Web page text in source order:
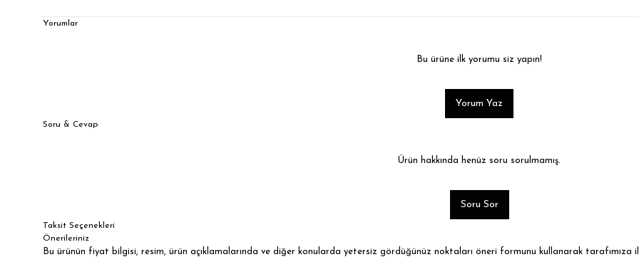
Yorumlar
Bu ürüne ilk yorumu siz yapın!
Yorum Yaz
Soru & Cevap
Ürün hakkında henüz soru sorulmamış.
Soru Sor
Taksit Seçenekleri
Önerileriniz
Bu ürünün fiyat bilgisi, resim, ürün açıklamalarında ve diğer konularda yetersiz gördüğünüz noktaları öneri formunu kullanarak tarafımıza